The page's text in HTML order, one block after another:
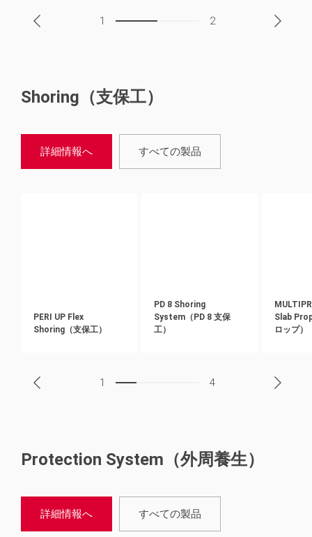
1 2
Shoring（支保工）
詳細情報へ すべての製品
PERI UP Flex
Shoring（支保工）
PD 8 Shoring
System（PD 8 支保
工）
Slab
ロップ）
1 4
Protection System（外周養生）
詳細情報へ すべての製品